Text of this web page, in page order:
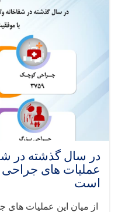
بادغیس
جراحی
موفقیت
اجرا
عملیات های جراحی
است
از میان این عملیات های